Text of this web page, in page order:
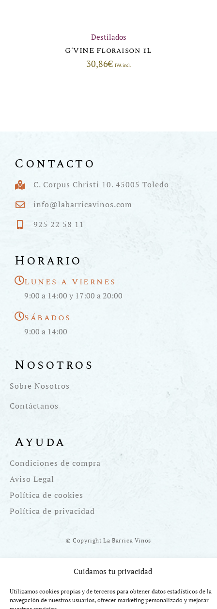
Cuidamos tu privacidad
Utilizamos cookies propias y de terceros para obtener datos estadísticos de la
navegación de nuestros usuarios, ofrecer marketing personalizado y mejorar
Destilados
G´VINE Floraison 1L
30,86€ IVA incl.
Contacto
C. Corpus Christi 10. 45005 Toledo
info@labarricavinos.com
925 22 58 11
Horario
Lunes a Viernes
9:00 a 14:00 y 17:00 a 20:00
Sábados
9:00 a 14:00
Nosotros
Sobre Nosotros
Contáctanos
Ayuda
Condiciones de compra
Aviso Legal
Política de cookies
Política de privacidad
© Copyright La Barrica Vinos
Financiado por la UE Next Generation EU. Plan de Recuperación